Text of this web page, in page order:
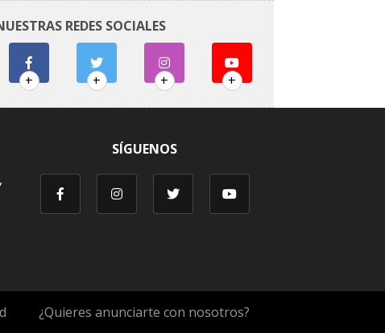
REDES SOCIALES
+ + + +
SÍGUENOS
¿Quieres anunciarte con nosotros?